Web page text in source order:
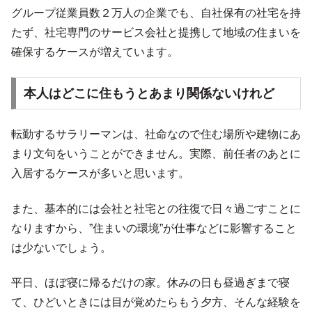
グループ従業員数２万人の企業でも、自社保有の社宅を持
たず、社宅専門のサービス会社と提携して地域の住まいを
確保するケースが増えています。
本人はどこに住もうとあまり関係ないけれど
転勤するサラリーマンは、社命なので住む場所や建物にあ
まり文句をいうことができません。実際、前任者のあとに
入居するケースが多いと思います。
また、基本的には会社と社宅との往復で日々過ごすことに
なりますから、”住まいの環境”が仕事などに影響すること
は少ないでしょう。
平日、ほぼ寝に帰るだけの家。休みの日も昼過ぎまで寝
て、ひどいときには目が覚めたらもう夕方、そんな経験を